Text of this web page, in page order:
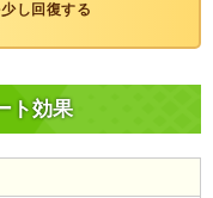
し回復する
ト効果